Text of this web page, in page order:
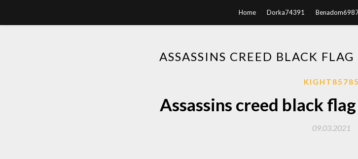
Home Dorka74391
ASSASSINS CREED BLACK
KIGHT85785
Assassins creed black
09.03.2021